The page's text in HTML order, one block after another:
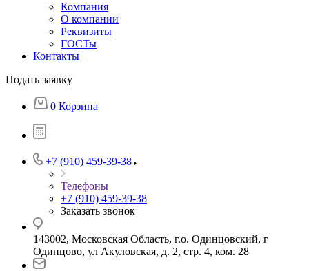
Компания
О компании
Реквизиты
ГОСТы
Контакты
Подать заявку
0 Корзина
+7 (910) 459-39-38
Телефоны
+7 (910) 459-39-38
Заказать звонок
143002, Московская Область, г.о. Одинцовский, г
Одинцово, ул Акуловская, д. 2, стр. 4, ком. 28